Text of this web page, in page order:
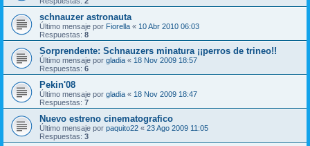
schnauzer astronauta
Último mensaje por Fiorella « 10 Abr 2010 06:03
Respuestas: 8
Sorprendente: Schnauzers minatura ¡¡perros de trineo!!
Último mensaje por gladia « 18 Nov 2009 18:57
Respuestas: 6
Pekin'08
Último mensaje por gladia « 18 Nov 2009 18:47
Respuestas: 7
Nuevo estreno cinematografico
Último mensaje por paquito22 « 23 Ago 2009 11:05
Respuestas: 3